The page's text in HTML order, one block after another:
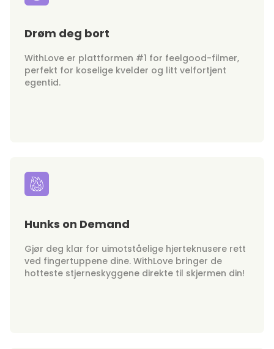
Drøm deg bort
WithLove er plattformen #1 for feelgood-filmer,
perfekt for koselige kvelder og litt velfortjent
egentid.
Hunks on Demand
Gjør deg klar for uimotståelige hjerteknusere rett
ved fingertuppene dine. WithLove bringer de
hotteste stjerneskyggene direkte til skjermen din!